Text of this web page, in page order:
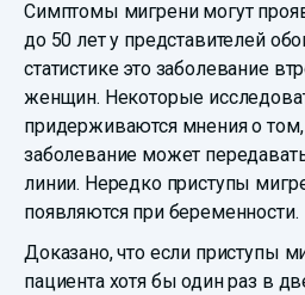
Симптомы мигрени могут
до 50 лет у представителей
статистике это заболевание
женщин. Некоторые
придерживаются мнения о том,
заболевание может
линии. Нередко приступы
появляются при беременности.
Доказано, что если приступы
пациента хотя бы один раз в